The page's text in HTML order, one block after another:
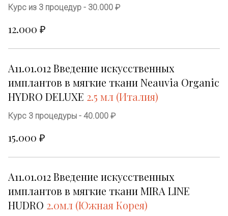
Курс из 3 процедур - 30.000 ₽
12.000 ₽
А11.01.012 Введение искусственных
имплантов в мягкие ткани Neauvia Organic
HYDRO DELUXE 2.5 мл (Италия)
Курс 3 процедуры - 40.000 ₽
15.000 ₽
А11.01.012 Введение искусственных
имплантов в мягкие ткани MIRA LINE
HUDRO 2.0мл (Южная Корея)